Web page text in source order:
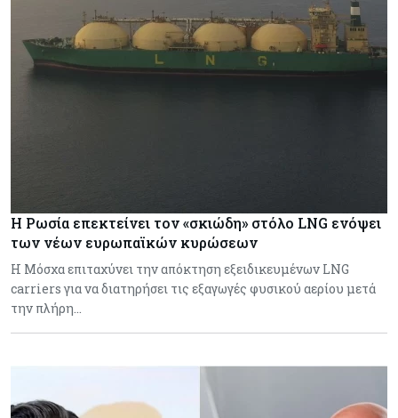
Η Ρωσία επεκτείνει τον «σκιώδη» στόλο LNG ενόψει
των νέων ευρωπαϊκών κυρώσεων
Η Μόσχα επιταχύνει την απόκτηση εξειδικευμένων LNG
carriers για να διατηρήσει τις εξαγωγές φυσικού αερίου μετά
την πλήρη…